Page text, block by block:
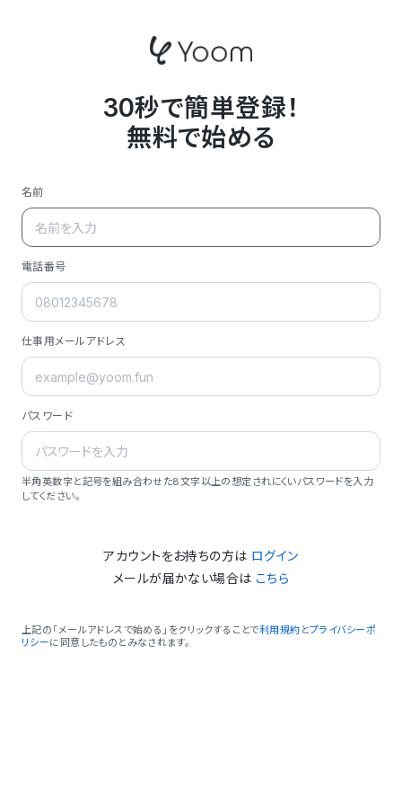
30秒で簡単登録！
無料で始める
名前
電話番号
仕事用メールアドレス
パスワード
半角英数字と記号を組み合わせた8文字以上の想定されにくいパスワードを入力
してください。
アカウントをお持ちの方は ログイン
メールが届かない場合は こちら
上記の「メールアドレスで始める」をクリックすることで利用規約 とプライバシーポ
リシーに同意したものとみなされます。